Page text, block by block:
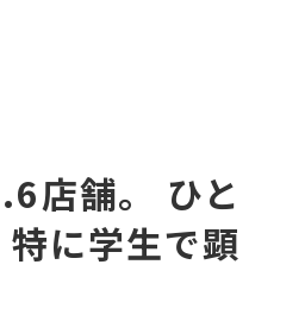
店舗。 ひと
に学⽣で顕